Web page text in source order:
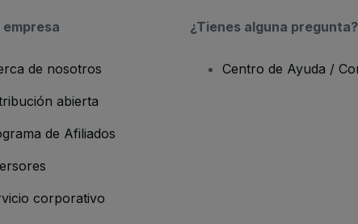
de nosotros
abierta
de Afiliados
corporativo
¿Tienes alguna pregunta?
Centro de Ayuda /